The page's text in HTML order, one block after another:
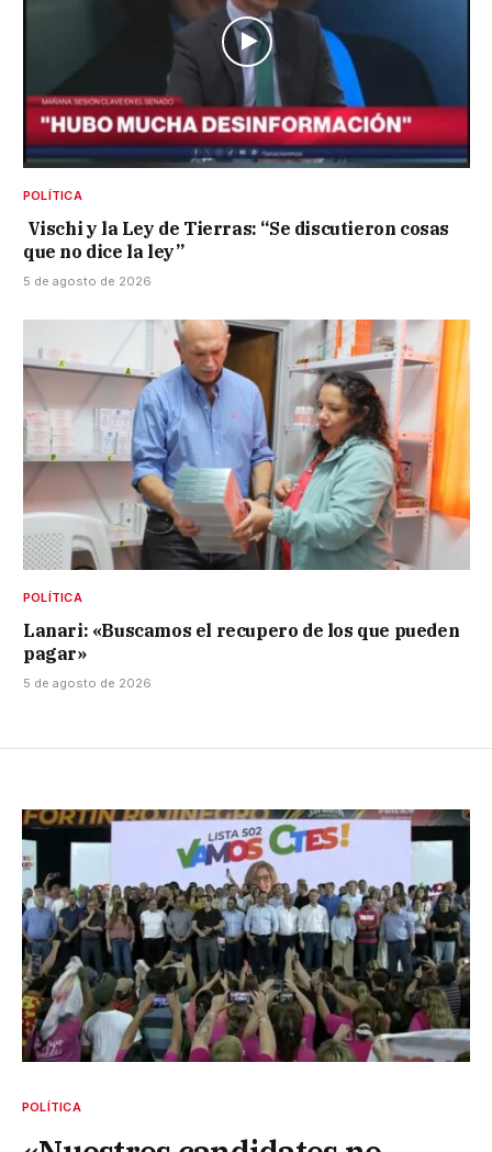
POLÍTICA
Vischi y la Ley de Tierras: “Se discutieron cosas
que no dice la ley”
5 de agosto de 2026
POLÍTICA
Lanari: «Buscamos el recupero de los que pueden
pagar»
5 de agosto de 2026
POLÍTICA